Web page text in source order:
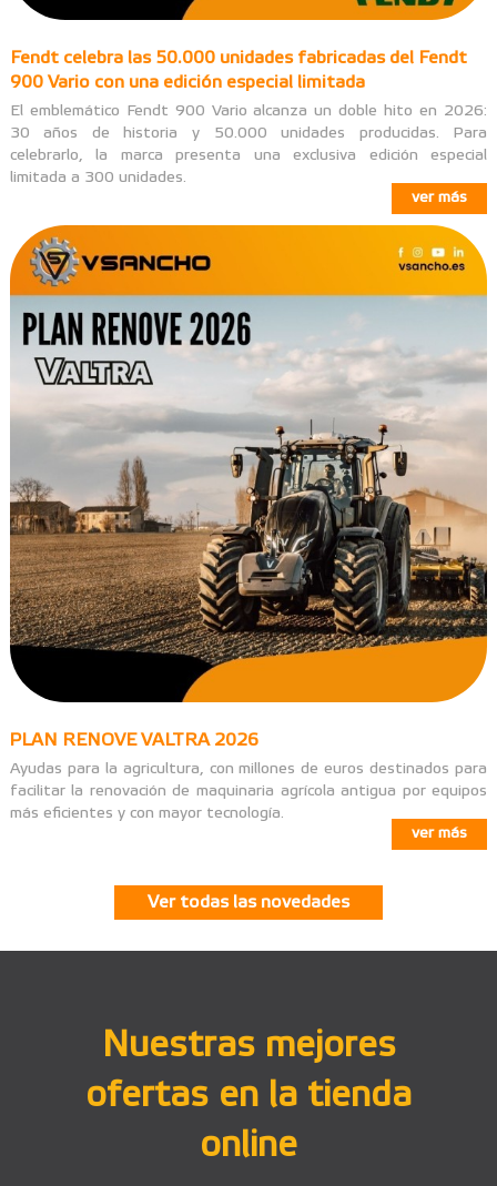
Fendt celebra las 50.000 unidades fabricadas del Fendt
900 Vario con una edición especial limitada
El emblemático Fendt 900 Vario alcanza un doble hito en 2026:
30 años de historia y 50.000 unidades producidas. Para
celebrarlo, la marca presenta una exclusiva edición especial
limitada a 300 unidades.
ver más
PLAN RENOVE VALTRA 2026
Ayudas para la agricultura, con millones de euros destinados para
facilitar la renovación de maquinaria agrícola antigua por equipos
más eficientes y con mayor tecnología.
ver más
Ver todas las novedades
Nuestras mejores
ofertas en la tienda
online